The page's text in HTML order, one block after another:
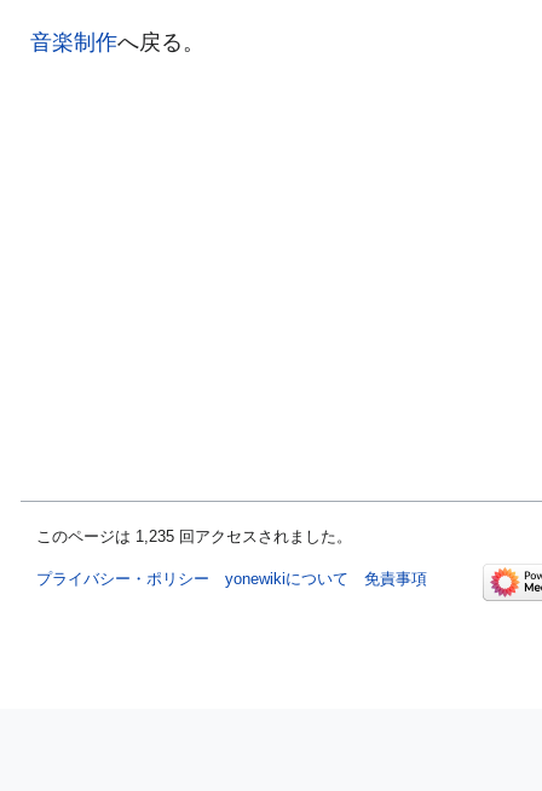
音楽制作へ戻る。
このページは 1,235 回アクセスされました。
プライバシー・ポリシー yonewikiについて 免責事項